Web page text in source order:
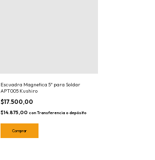
Escuadra Magnetica 5" para Soldar
APT005 Kushiro
$17.500,00
$14.875,00 con Transferencia o depósito